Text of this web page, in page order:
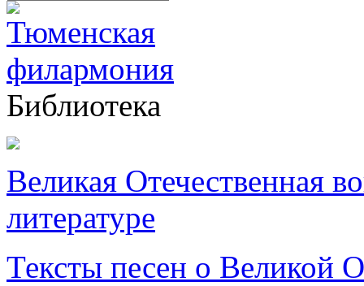
Библиотека
Великая Отечественная
литературе
Тексты песен о Великой